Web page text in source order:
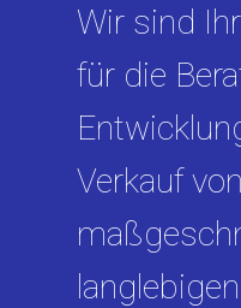
Wir sind
für die
Verkauf von